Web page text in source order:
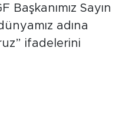
Başkanımız Sayın
adına
ifadelerini